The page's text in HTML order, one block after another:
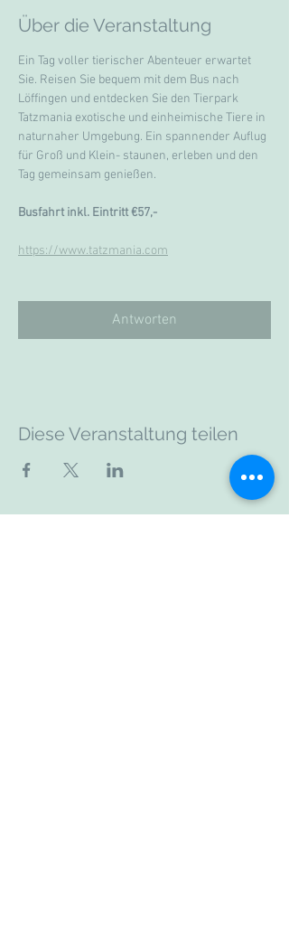
Über die Veranstaltung
Ein Tag voller tierischer Abenteuer erwartet
Sie. Reisen Sie bequem mit dem Bus nach
Löffingen und entdecken Sie den Tierpark
Tatzmania exotische und einheimische Tiere in
naturnaher Umgebung. Ein spannender Auflug
für Groß und Klein- staunen, erleben und den
Tag gemeinsam genießen.
Busfahrt inkl. Eintritt €57,-
https://www.tatzmania.com
Antworten
Diese Veranstaltung teilen